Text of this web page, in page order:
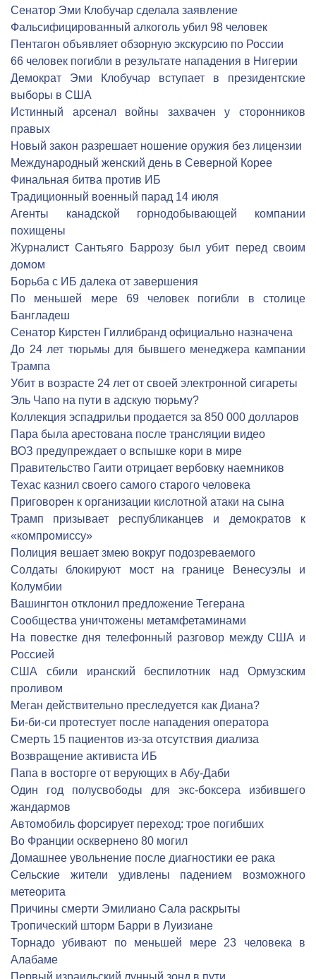
Сенатор Эми Клобучар сделала заявление
Фальсифицированный алкоголь убил 98 человек
Пентагон объявляет обзорную экскурсию по России
66 человек погибли в результате нападения в Нигерии
Демократ Эми Клобучар вступает в президентские
выборы в США
Истинный арсенал войны захвачен у сторонников
правых
Новый закон разрешает ношение оружия без лицензии
Международный женский день в Северной Корее
Финальная битва против ИБ
Традиционный военный парад 14 июля
Агенты канадской горнодобывающей компании
похищены
Журналист Сантьяго Баррозу был убит перед своим
домом
Борьба с ИБ далека от завершения
По меньшей мере 69 человек погибли в столице
Бангладеш
Сенатор Кирстен Гиллибранд официально назначена
До 24 лет тюрьмы для бывшего менеджера кампании
Трампа
Убит в возрасте 24 лет от своей электронной сигареты
Эль Чапо на пути в адскую тюрьму?
Коллекция эспадрильи продается за 850 000 долларов
Пара была арестована после трансляции видео
ВОЗ предупреждает о вспышке кори в мире
Правительство Гаити отрицает вербовку наемников
Техас казнил своего самого старого человека
Приговорен к организации кислотной атаки на сына
Трамп призывает республиканцев и демократов к
«компромиссу»
Полиция вешает змею вокруг подозреваемого
Солдаты блокируют мост на границе Венесуэлы и
Колумбии
Вашингтон отклонил предложение Тегерана
Сообщества уничтожены метамфетаминами
На повестке дня телефонный разговор между США и
Россией
США сбили иранский беспилотник над Ормузским
проливом
Меган действительно преследуется как Диана?
Би-би-си протестует после нападения оператора
Cмерть 15 пациентов из-за отсутствия диализа
Возвращение активиста ИБ
Папа в восторге от верующих в Абу-Даби
Один год полусвободы для экс-боксера избившего
жандармов
Автомобиль форсирует переход: трое погибших
Во Франции осквернено 80 могил
Домашнее увольнение после диагностики ее рака
Сельские жители удивлены падением возможного
метеорита
Причины смерти Эмилиано Сала раскрыты
Тропический шторм Барри в Луизиане
Торнадо убивают по меньшей мере 23 человека в
Алабаме
Первый израильский лунный зонд в пути